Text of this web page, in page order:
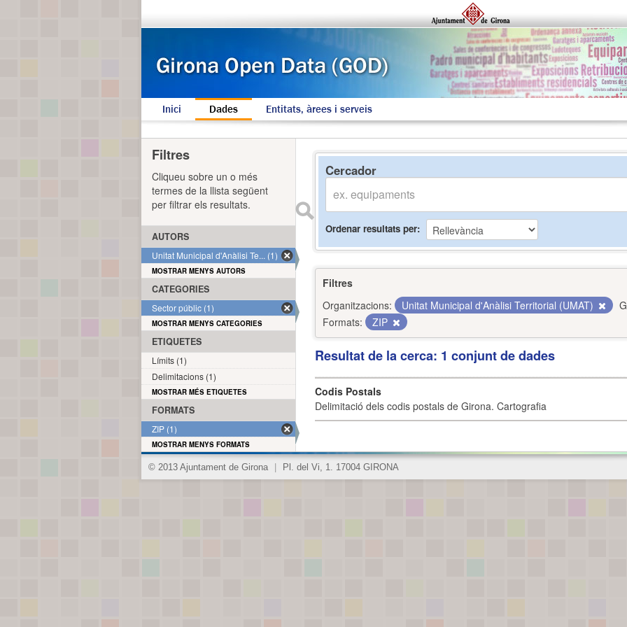
Inici Dades Entitats, àrees i serveis
Cercador
Ordenar resultats per
Filtres
Organitzacions:
Unitat Municipal d'Anàlisi Territorial (UMAT)
Formats:
ZIP
Resultat de la cerca: 1 conjunt de dades
Codis Postals
Delimitació dels codis postals de Girona. Cartografia
Filtres
Cliqueu sobre un o més
termes de la llista següent
per filtrar els resultats.
AUTORS
Unitat Municipal d'Anàlisi Te... (1)
MOSTRAR MENYS AUTORS
CATEGORIES
Sector públic (1)
MOSTRAR MENYS CATEGORIES
ETIQUETES
Límits (1)
Delimitacions (1)
MOSTRAR MÉS ETIQUETES
FORMATS
ZIP (1)
MOSTRAR MENYS FORMATS
© 2013 Ajuntament de Girona Pl. del Vi, 1. 17004 GIRONA